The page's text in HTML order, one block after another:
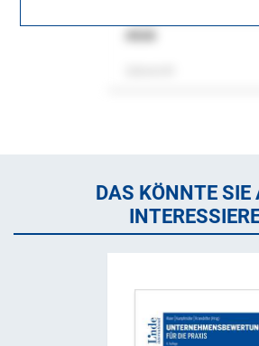
DAS KÖNNTE SIE